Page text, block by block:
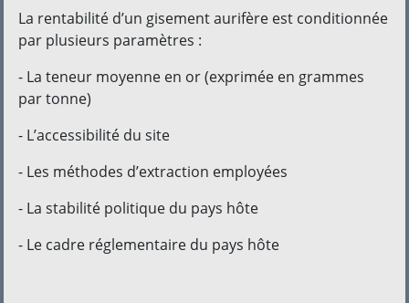
La rentabilité d’un gisement aurifère est conditionnée
par plusieurs paramètres :
- La teneur moyenne en or (exprimée en grammes
par tonne)
- L’accessibilité du site
- Les méthodes d’extraction employées
- La stabilité politique du pays hôte
- Le cadre réglementaire du pays hôte